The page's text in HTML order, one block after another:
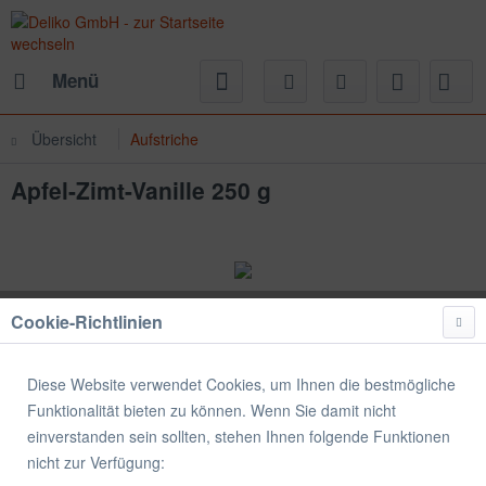
Menü
Übersicht Aufstriche
Apfel-Zimt-Vanille 250 g
Cookie-Richtlinien
Diese Website verwendet Cookies, um Ihnen die bestmögliche
Funktionalität bieten zu können. Wenn Sie damit nicht
einverstanden sein sollten, stehen Ihnen folgende Funktionen
nicht zur Verfügung: